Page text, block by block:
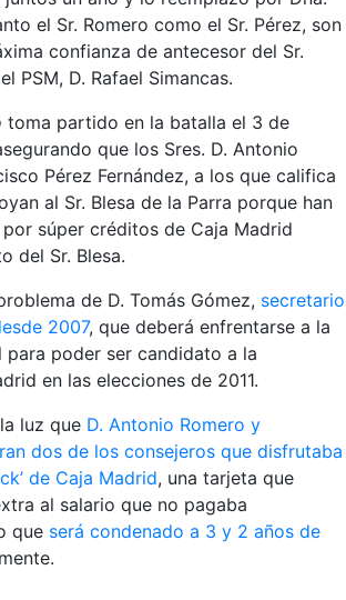
el Sr. Romero como el Sr. Pérez, son
confianza de antecesor del Sr.
PSM, D. Rafael Simancas.
toma partido en la batalla el 3 de
que los Sres. D. Antonio
Pérez Fernández, a los que califica
al Sr. Blesa de la Parra porque han
súper créditos de Caja Madrid
del Sr. Blesa.
de D. Tomás Gómez, secretario
2007, que deberá enfrentarse a la
para poder ser candidato a la
en las elecciones de 2011.
luz que D. Antonio Romero y
dos de los consejeros que disfrutaba
de Caja Madrid, una tarjeta que
al salario que no pagaba
que será condenado a 3 y 2 años de